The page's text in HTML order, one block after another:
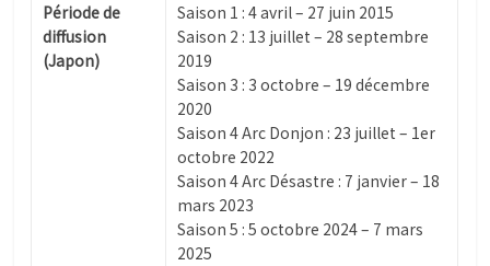
Période de
diffusion
(Japon)
Saison 1 : 4 avril – 27 juin 2015
Saison 2 : 13 juillet – 28 septembre
2019
Saison 3 : 3 octobre – 19 décembre
2020
Saison 4 Arc Donjon : 23 juillet – 1er
octobre 2022
Saison 4 Arc Désastre : 7 janvier – 18
mars 2023
Saison 5 : 5 octobre 2024 – 7 mars
2025